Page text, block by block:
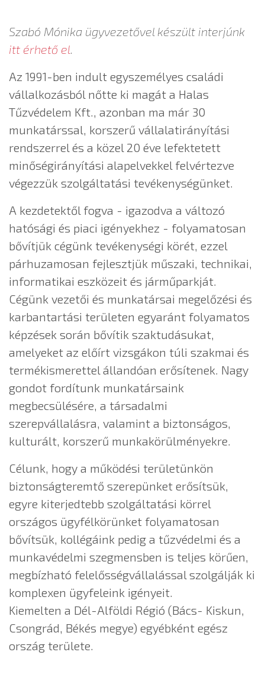
Szabó Mónika ügyvezetővel készült interjúnk
itt érhető el.
Az 1991-ben indult egyszemélyes családi
vállalkozásból nőtte ki magát a Halas
Tűzvédelem Kft., azonban ma már 30
munkatárssal, korszerű vállalatirányítási
rendszerrel és a közel 20 éve lefektetett
minőségirányítási alapelvekkel felvértezve
végezzük szolgáltatási tevékenységünket.
A kezdetektől fogva - igazodva a változó
hatósági és piaci igényekhez - folyamatosan
bővítjük cégünk tevékenységi körét, ezzel
párhuzamosan fejlesztjük műszaki, technikai,
informatikai eszközeit és járműparkját.
Cégünk vezetői és munkatársai megelőzési és
karbantartási területen egyaránt folyamatos
képzések során bővítik szaktudásukat,
amelyeket az előírt vizsgákon túli szakmai és
termékismerettel állandóan erősítenek. Nagy
gondot fordítunk munkatársaink
megbecsülésére, a társadalmi
szerepvállalásra, valamint a biztonságos,
kulturált, korszerű munkakörülményekre.
Célunk, hogy a működési területünkön
biztonságteremtő szerepünket erősítsük,
egyre kiterjedtebb szolgáltatási körrel
országos ügyfélkörünket folyamatosan
bővítsük, kollégáink pedig a tűzvédelmi és a
munkavédelmi szegmensben is teljes körűen,
megbízható felelősségvállalással szolgálják ki
komplexen ügyfeleink igényeit.
Kiemelten a Dél-Alföldi Régió (Bács- Kiskun,
Csongrád, Békés megye) egyébként egész
ország területe.